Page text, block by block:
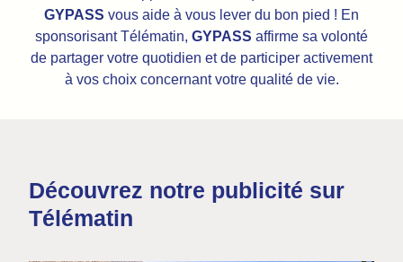
GYPASS vous aide à vous lever du bon pied ! En
sponsorisant Télématin, GYPASS affirme sa volonté
de partager votre quotidien et de participer activement
à vos choix concernant votre qualité de vie.
Découvrez notre publicité sur
Télématin